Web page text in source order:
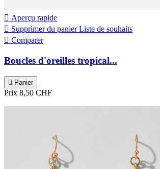
 Aperçu rapide
 Supprimer du panier Liste de souhaits
 Comparer
Boucles d'oreilles tropical...
 Panier
Prix 8,50 CHF